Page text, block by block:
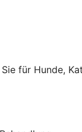
für Hunde,